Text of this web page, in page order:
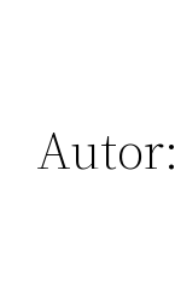
Autor: